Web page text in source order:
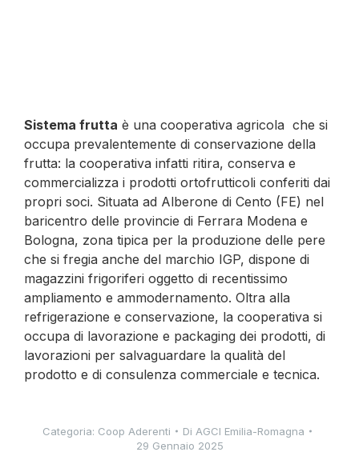
Sistema frutta è una cooperativa agricola che si
occupa prevalentemente di conservazione della
frutta: la cooperativa infatti ritira, conserva e
commercializza i prodotti ortofrutticoli conferiti dai
propri soci. Situata ad Alberone di Cento (FE) nel
baricentro delle provincie di Ferrara Modena e
Bologna, zona tipica per la produzione delle pere
che si fregia anche del marchio IGP, dispone di
magazzini frigoriferi oggetto di recentissimo
ampliamento e ammodernamento. Oltra alla
refrigerazione e conservazione, la cooperativa si
occupa di lavorazione e packaging dei prodotti, di
lavorazioni per salvaguardare la qualità del
prodotto e di consulenza commerciale e tecnica.
Categoria: Coop Aderenti Di AGCI Emilia-Romagna
29 Gennaio 2025